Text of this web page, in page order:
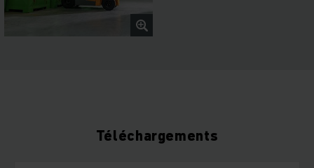
Téléchargements